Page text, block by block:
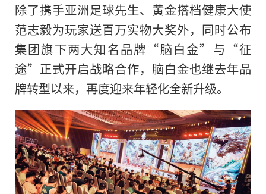
除了携手亚洲足球先生、黄金搭档健康大使
范志毅为玩家送百万实物大奖外，同时公布
集团旗下两大知名品牌“脑白金”与“征
途”正式开启战略合作，脑白金也继去年品
牌转型以来，再度迎来年轻化全新升级。